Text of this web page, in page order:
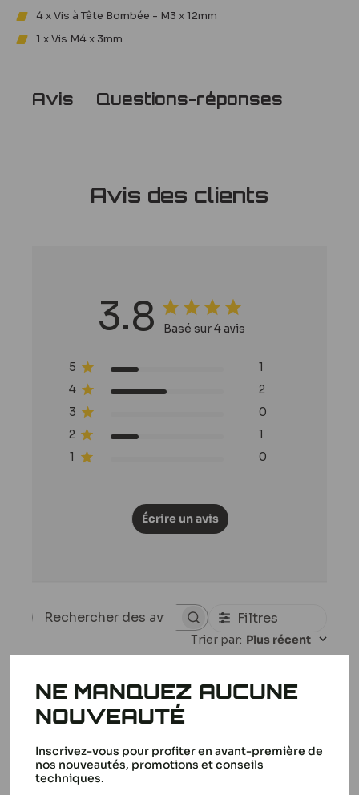
4 x Vis à Tête Bombée - M3 x 12mm
1 x Vis M4 x 3mm
Avis
Questions
Avis Questions-réponses
Avis des clients
3.8 Basé sur 4 avis
5
1
4
2
3
0
2
1
1
0
Écrire un avis
Rechercher
avis
Filtres
Trier par: Plus récent
Correct convient a mes
Identique a lorigine
NE MANQUEZ AUCUNE
NOUVEAUTÉ
Inscrivez-vous pour profiter en avant-première de
nos nouveautés, promotions et conseils
techniques.